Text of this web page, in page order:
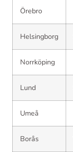
Örebro
Helsingborg
Norrköping
Lund
Umeå
Borås